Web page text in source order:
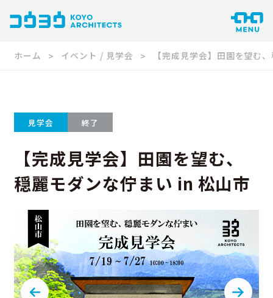
ホーム イベント / 見学会 【完成見学会】田園を望む
見学会 終了
【完成見学会】田園を望む、
穏麗モダンな佇まい in 松山市